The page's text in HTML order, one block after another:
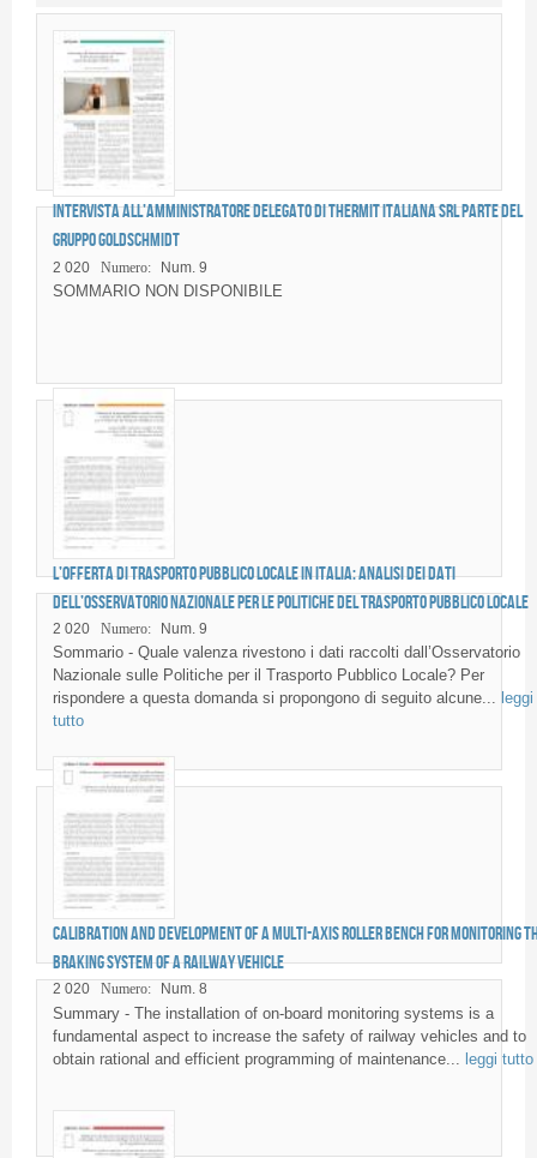
Fornitori di prodotti e servizi
Intervista all’Amministratore Delegato di Thermit Italiana srl parte del
gruppo Goldschmidt
2 020 Numero: Num. 9
SOMMARIO NON DISPONIBILE
L’offerta di trasporto pubblico locale in Italia: analisi dei dati
dell’Osservatorio Nazionale per le Politiche del Trasporto Pubblico Locale
2 020 Numero: Num. 9
Sommario - Quale valenza rivestono i dati raccolti dall’Osservatorio
Nazionale sulle Politiche per il Trasporto Pubblico Locale? Per
rispondere a questa domanda si propongono di seguito alcune... leggi
tutto
Calibration and development of a multi-axis roller bench for monitoring
braking system of a railway vehicle
2 020 Numero: Num. 8
Summary - The installation of on-board monitoring systems is a
fundamental aspect to increase the safety of railway vehicles and to
obtain rational and efficient programming of maintenance... leggi tutto